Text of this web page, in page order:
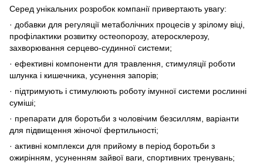
Серед унікальних розробок компанії привертають увагу:
· добавки для регуляції метаболічних процесів у зрілому віці,
профілактики розвитку остеопорозу, атеросклерозу,
захворювання серцево-судинної системи;
· ефективні компоненти для травлення, стимуляції роботи
шлунка і кишечника, усунення запорів;
· підтримують і стимулюють роботу імунної системи рослинні
суміші;
· препарати для боротьби з чоловічим безсиллям, варіанти
для підвищення жіночої фертильності;
· активні комплекси для прийому в період боротьби з
ожирінням, усуненням зайвої ваги, спортивних тренувань;